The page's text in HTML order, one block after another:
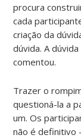
procura
cada
criação da
dúvida. A
comentou.
Trazer o
questioná-la a
um. Os
não é definitivo